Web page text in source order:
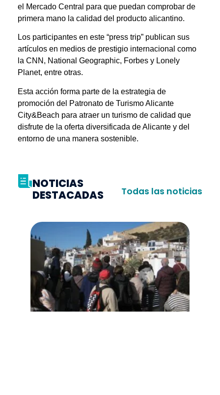
el Mercado Central para que puedan comprobar de
primera mano la calidad del producto alicantino.
Los participantes en este “press trip” publican sus
artículos en medios de prestigio internacional como
la CNN, National Geographic, Forbes y Lonely
Planet, entre otras.
Esta acción forma parte de la estrategia de
promoción del Patronato de Turismo Alicante
City&Beach para atraer un turismo de calidad que
disfrute de la oferta diversificada de Alicante y del
entorno de una manera sostenible.
NOTICIAS
DESTACADAS
Todas las noticias